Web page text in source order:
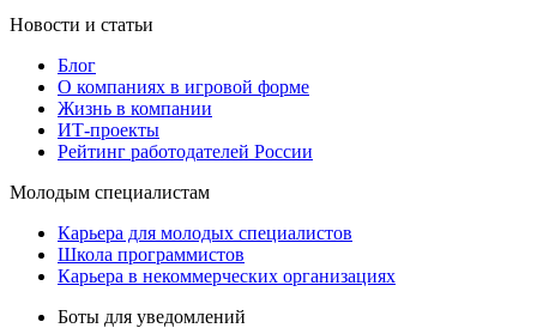
Новости и статьи
Блог
О компаниях в игровой форме
Жизнь в компании
ИТ-проекты
Рейтинг работодателей России
Молодым специалистам
Карьера для молодых специалистов
Школа программистов
Карьера в некоммерческих организациях
Боты для уведомлений